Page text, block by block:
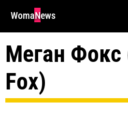
WomaNews
Меган Фокс
Fox)